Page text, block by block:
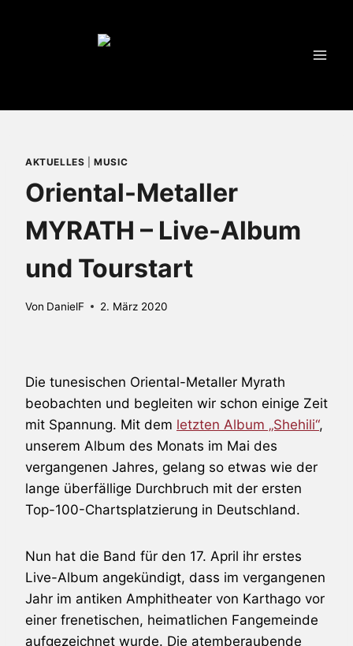
AKTUELLES |MUSIC
Oriental-Metaller
MYRATH – Live-Album
und Tourstart
Von DanielF 2. März 2020
Die tunesischen Oriental-Metaller Myrath
beobachten und begleiten wir schon einige Zeit
mit Spannung. Mit dem letzten Album „Shehili“,
unserem Album des Monats im Mai des
vergangenen Jahres, gelang so etwas wie der
lange überfällige Durchbruch mit der ersten
Top-100-Chartsplatzierung in Deutschland.
Nun hat die Band für den 17. April ihr erstes
Live-Album angekündigt, dass im vergangenen
Jahr im antiken Amphitheater von Karthago vor
einer frenetischen, heimatlichen Fangemeinde
aufgezeichnet wurde. Die atemberaubende